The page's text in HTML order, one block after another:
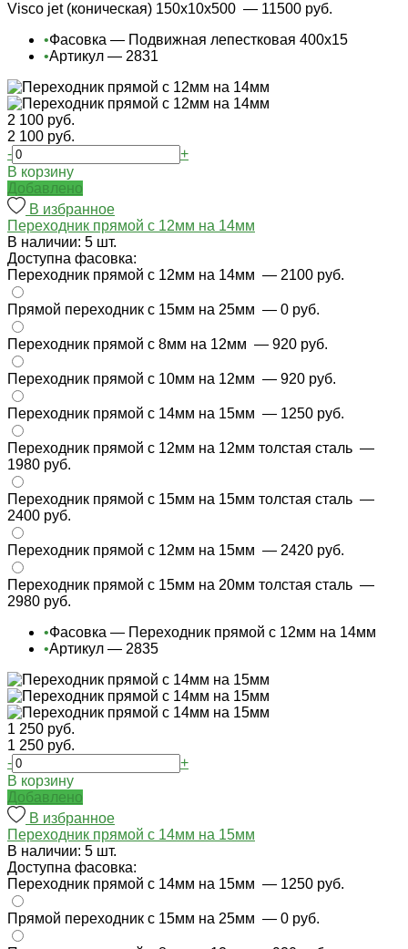
Visco jet (коническая) 150х10х500 — 11500 руб.
•Фасовка — Подвижная лепестковая 400х15
•Артикул — 2831
2 100 руб.
2 100 руб.
-
+
В корзину
Добавлено
В избранное
Переходник прямой с 12мм на 14мм
В наличии: 5 шт.
Доступна фасовка:
Переходник прямой с 12мм на 14мм — 2100 руб.
Прямой переходник с 15мм на 25мм — 0 руб.
Переходник прямой с 8мм на 12мм — 920 руб.
Переходник прямой с 10мм на 12мм — 920 руб.
Переходник прямой с 14мм на 15мм — 1250 руб.
Переходник прямой с 12мм на 12мм толстая сталь —
1980 руб.
Переходник прямой с 15мм на 15мм толстая сталь —
2400 руб.
Переходник прямой с 12мм на 15мм — 2420 руб.
Переходник прямой с 15мм на 20мм толстая сталь —
2980 руб.
•Фасовка — Переходник прямой с 12мм на 14мм
•Артикул — 2835
1 250 руб.
1 250 руб.
-
+
В корзину
Добавлено
В избранное
Переходник прямой с 14мм на 15мм
В наличии: 5 шт.
Доступна фасовка:
Переходник прямой с 14мм на 15мм — 1250 руб.
Прямой переходник с 15мм на 25мм — 0 руб.